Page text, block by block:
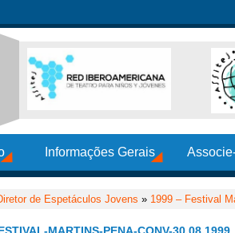
Informações Gerais
de Espetáculos Jovens » 1999 – Festival